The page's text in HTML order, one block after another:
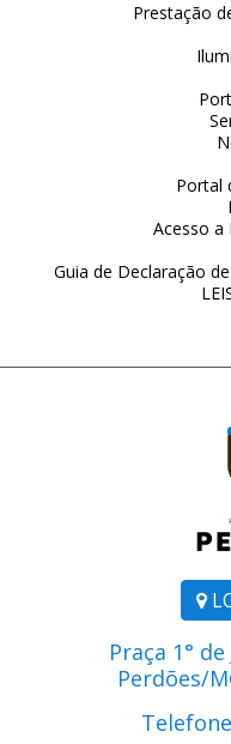
Praça 1°
Perdões/
Prestação
Portal
Acesso a
Guia de Declaração